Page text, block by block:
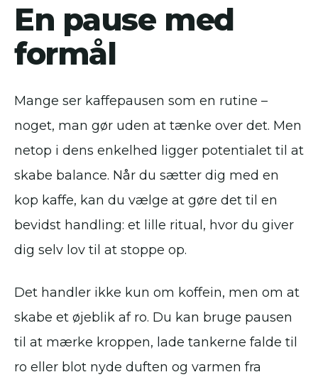
En pause med
formål
Mange ser kaffepausen som en rutine –
noget, man gør uden at tænke over det. Men
netop i dens enkelhed ligger potentialet til at
skabe balance. Når du sætter dig med en
kop kaffe, kan du vælge at gøre det til en
bevidst handling: et lille ritual, hvor du giver
dig selv lov til at stoppe op.
Det handler ikke kun om koffein, men om at
skabe et øjeblik af ro. Du kan bruge pausen
til at mærke kroppen, lade tankerne falde til
ro eller blot nyde duften og varmen fra